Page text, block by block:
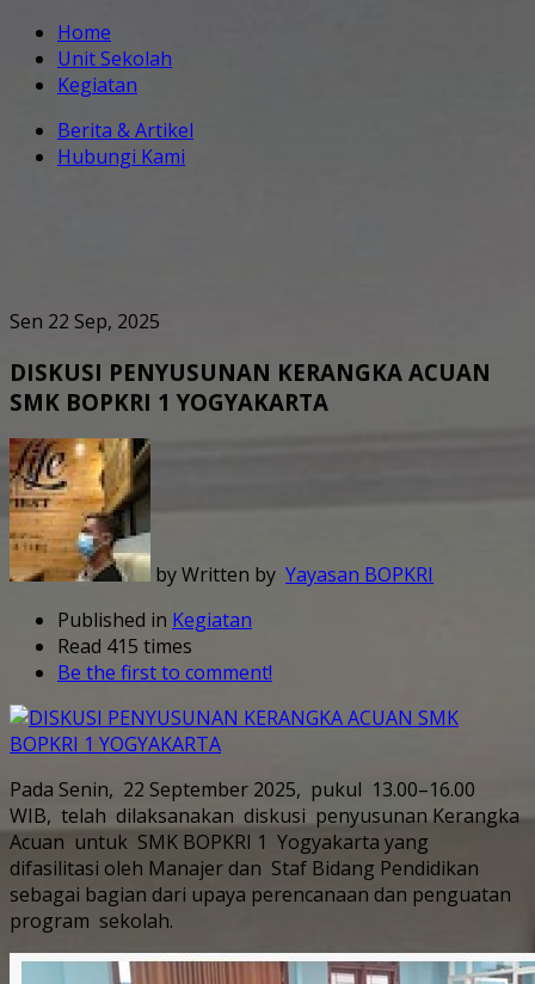
Home
Unit Sekolah
Kegiatan
Berita & Artikel
Hubungi Kami
Sen 22 Sep, 2025
DISKUSI PENYUSUNAN KERANGKA ACUAN
SMK BOPKRI 1 YOGYAKARTA
by Written by Yayasan BOPKRI
Published in Kegiatan
Read 415 times
Be the first to comment!
Pada Senin, 22 September 2025, pukul 13.00–16.00
WIB, telah dilaksanakan diskusi penyusunan Kerangka
Acuan untuk SMK BOPKRI 1 Yogyakarta yang
difasilitasi oleh Manajer dan Staf Bidang Pendidikan
sebagai bagian dari upaya perencanaan dan penguatan
program sekolah.